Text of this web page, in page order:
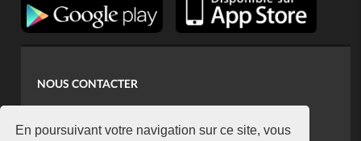
En poursuivant votre navigation sur ce site, vous
NOUS CONTACTER
koaci@yahoo.fr